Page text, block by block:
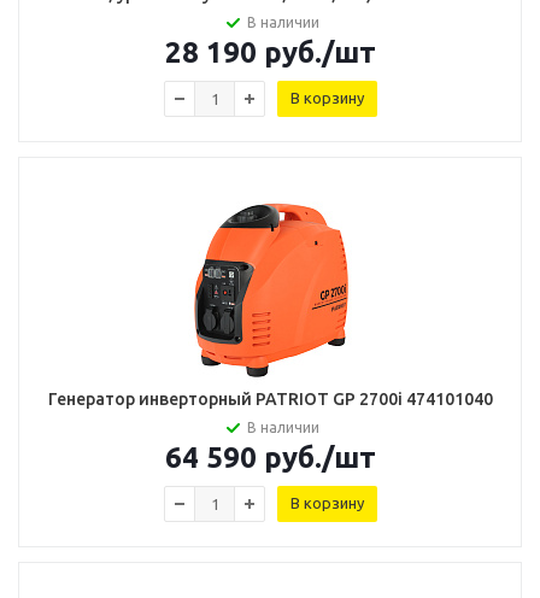
В наличии
28 190 руб./шт
В корзину
Генератор инверторный PATRIOT GP 2700i 474101040
В наличии
64 590 руб./шт
В корзину